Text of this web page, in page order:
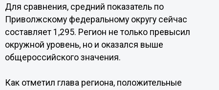
Для сравнения, средний показатель по
Приволжскому федеральному округу сейчас
составляет 1,295. Регион не только превысил
окружной уровень, но и оказался выше
общероссийского значения.
Как отметил глава региона, положительные